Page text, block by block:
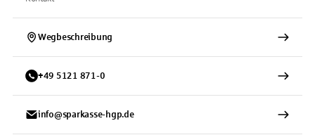
Wegbeschreibung
+49 5121 871-0
info@sparkasse-hgp.de